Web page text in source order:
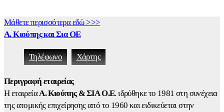
Μάθετε περισσότερα εδώ >>>
Α. Κιούπης και Σια ΟΕ
Τηλέφωνο Χάρτης
Περιγραφή εταιρείας
Η εταιρείαΑ. Κιούπης & ΣΙΑ Ο.Ε. ιδρύθηκε το 1981 στη συνέχεια
της ατομικής επιχείρησης από το 1960 και ειδικεύεται στην